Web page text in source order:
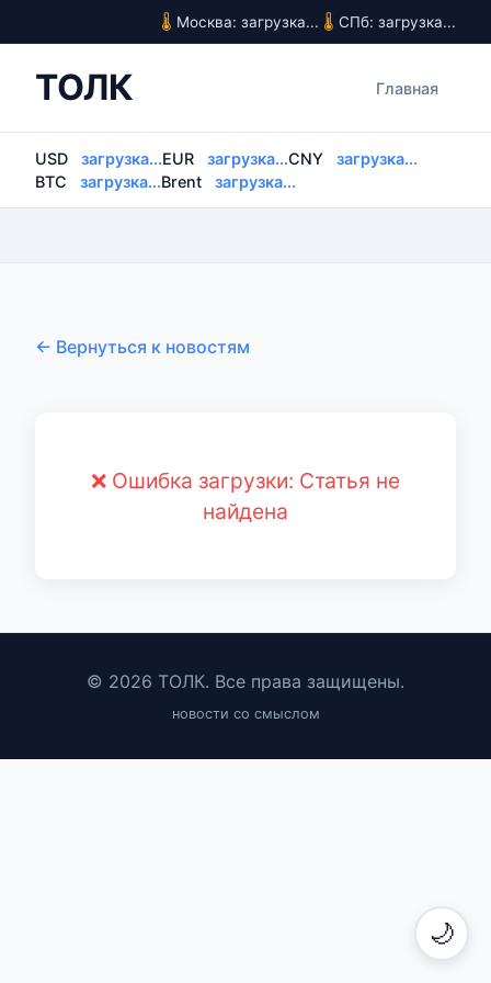
🌙
Москва: загрузка... СПб: загрузка...
ТОЛК Главная
USD загрузка...EUR загрузка...CNY
загрузка...
BTC
загрузка...Brent загрузка...
← Вернуться к новостям
❌ Ошибка загрузки: Статья не
найдена
© 2026 ТОЛК. Все права защищены.
новости со смыслом